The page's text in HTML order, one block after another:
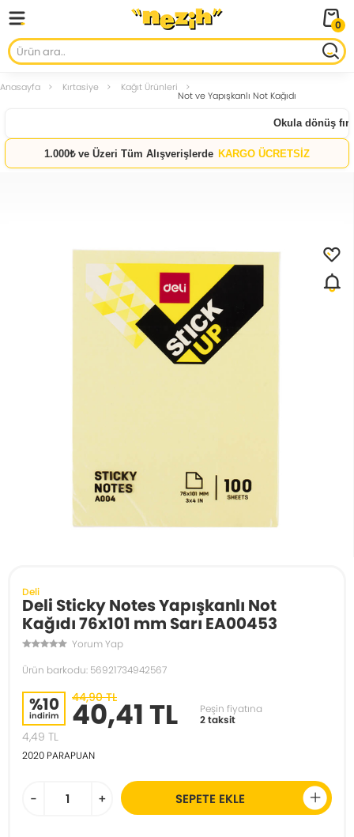
0
Anasayfa Kırtasiye Kağıt Ürünleri
Not ve Yapışkanlı Not Kağıdı
Okula dönüş
1.000₺ ve Üzeri Tüm Alışverişlerde KARGO ÜCRETSİZ
Deli
Deli Sticky Notes Yapışkanlı Not
Kağıdı 76x101 mm Sarı EA00453
Yorum Yap
Ürün barkodu: 56921734942567
%10
indirim
44,90 TL
40,41 TL
Peşin fiyatına
2 taksit
4,49 TL
2020 PARAPUAN
- + SEPETE EKLE